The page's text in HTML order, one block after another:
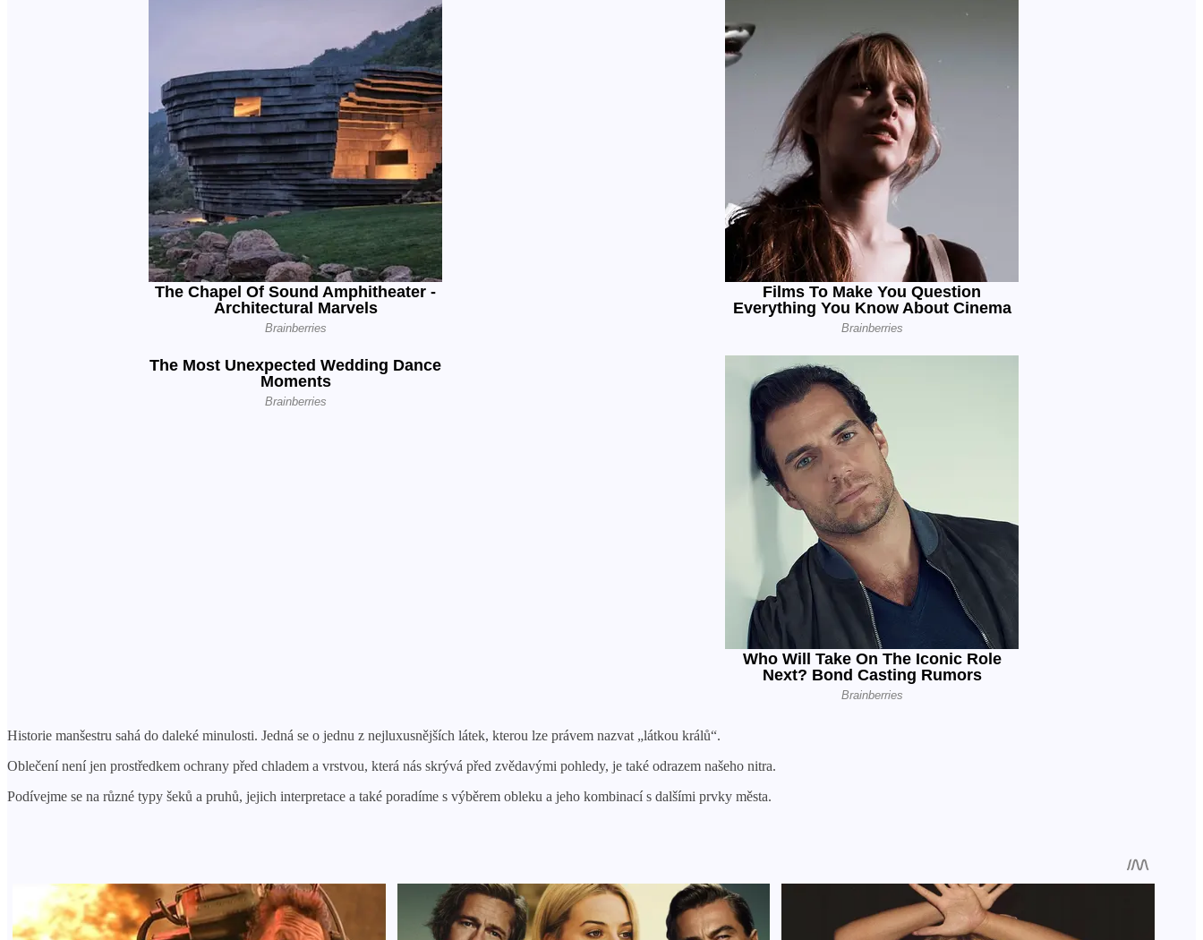
Historie manšestru sahá do daleké minulosti. Jedná se o jednu z nejluxusnějších látek, kterou lze právem nazvat „látkou králů“.
Oblečení není jen prostředkem ochrany před chladem a vrstvou, která nás skrývá před zvědavými pohledy, je také odrazem našeho nitra.
Podívejme se na různé typy šeků a pruhů, jejich interpretace a také poradíme s výběrem obleku a jeho kombinací s dalšími prvky města.